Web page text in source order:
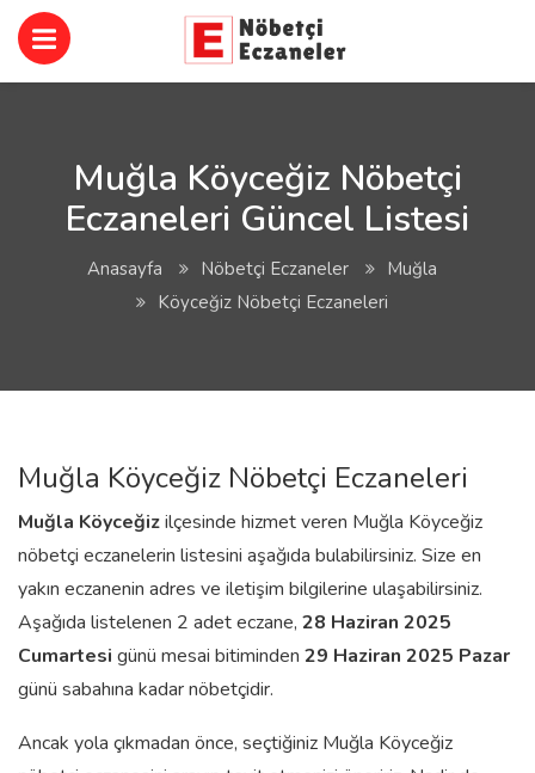
Muğla Köyceğiz Nöbetçi
Eczaneleri Güncel Listesi
Anasayfa Nöbetçi Eczaneler
Muğla
Köyceğiz Nöbetçi Eczaneleri
Muğla Köyceğiz Nöbetçi Eczaneleri
Muğla Köyceğizilçesinde hizmet veren Muğla Köyceğiz
nöbetçi eczanelerin listesini aşağıda bulabilirsiniz. Size en
yakın eczanenin adres ve iletişim bilgilerine ulaşabilirsiniz.
Aşağıda listelenen 2 adet eczane, 28 Haziran 2025
Cumartesi günü mesai bitiminden 29 Haziran 2025 Pazar
günü sabahına kadar nöbetçidir.
Ancak yola çıkmadan önce, seçtiğiniz Muğla Köyceğiz